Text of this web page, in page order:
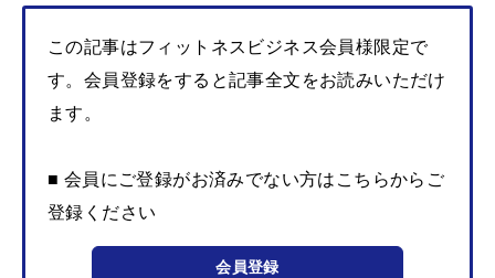
この記事はフィットネスビジネス会員様限定で
す。会員登録をすると記事全文をお読みいただけ
ます。
■ 会員にご登録がお済みでない方はこちらからご
登録ください
会員登録